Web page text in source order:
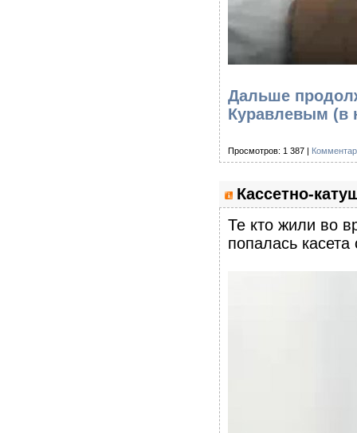
Дальше
Куравлевым (в
Просмотров: 1 387 |
Кассетно-
Те кто жили во
попалась